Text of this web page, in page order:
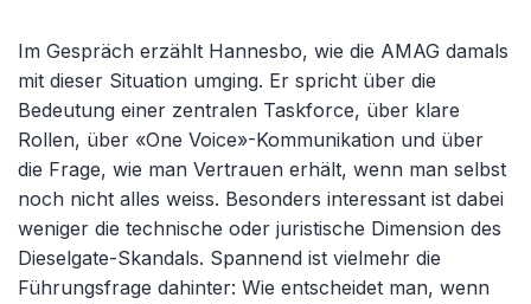
Im Gespräch erzählt Hannesbo, wie die AMAG damals
mit dieser Situation umging. Er spricht über die
Bedeutung einer zentralen Taskforce, über klare
Rollen, über «One Voice»-Kommunikation und über
die Frage, wie man Vertrauen erhält, wenn man selbst
noch nicht alles weiss. Besonders interessant ist dabei
weniger die technische oder juristische Dimension des
Dieselgate-Skandals. Spannend ist vielmehr die
Führungsfrage dahinter: Wie entscheidet man, wenn